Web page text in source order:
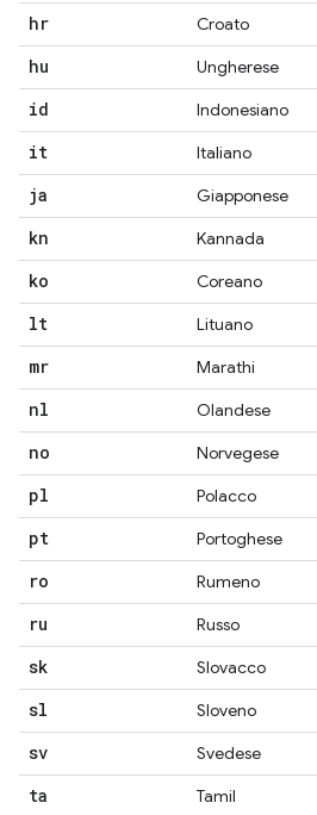
hr Croato
hu Ungherese
id Indonesiano
it Italiano
ja Giapponese
kn Kannada
ko Coreano
lt Lituano
mr Marathi
nl Olandese
no Norvegese
pl Polacco
pt Portoghese
ro Rumeno
ru Russo
sk Slovacco
sl Sloveno
sv Svedese
ta Tamil